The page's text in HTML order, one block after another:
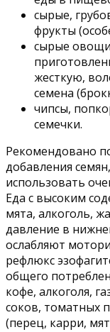
сырые,
фрукты
сырые
жесткую,
семена
чипсы,
семечки.
Рекомендовано
добавления
использовать
Еда с высоким
мята, алкоголь,
давление в
ослабляют
рефлюкс
общего
кофе, алкоголя,
соков, томатных
(перец, карри,